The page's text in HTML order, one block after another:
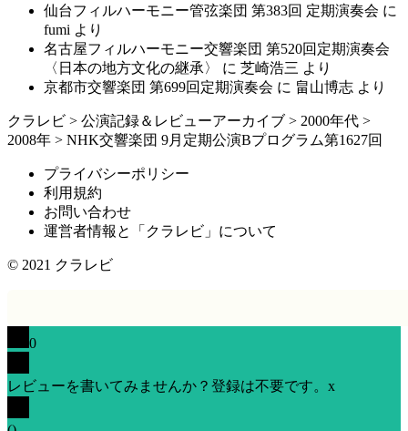
仙台フィルハーモニー管弦楽団 第383回 定期演奏会 に
fumi より
名古屋フィルハーモニー交響楽団 第520回定期演奏会
〈日本の地方文化の継承〉
に 芝崎浩三 より
京都市交響楽団 第699回定期演奏会 に 畠山博志 より
クラレビ > 公演記録＆レビューアーカイブ > 2000年代 >
2008年 > NHK交響楽団 9月定期公演Bプログラム第1627回
プライバシーポリシー
利用規約
お問い合わせ
運営者情報と「クラレビ」について
© 2021 クラレビ
0
レビューを書いてみませんか？登録は不要です。 x